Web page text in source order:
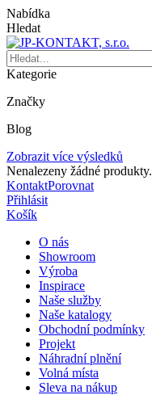
Nabídka
Hledat
Kategorie
Značky
Blog
Zobrazit více výsledků
Nenalezeny žádné produkty.
KontaktPorovnat
Přihlásit
Košík
O nás
Showroom
Výroba
Inspirace
Naše služby
Naše katalogy
Obchodní podmínky
Projekt
Náhradní plnění
Volná místa
Sleva na nákup